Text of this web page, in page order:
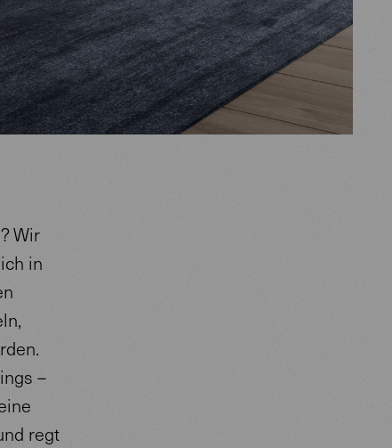
Wir
in
–
regt